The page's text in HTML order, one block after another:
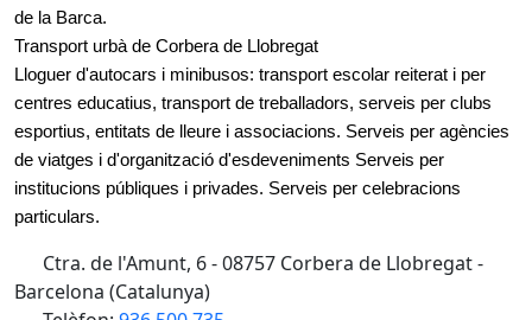
de la Barca.
Transport urbà de Corbera de Llobregat
Lloguer d'autocars i minibusos: transport escolar reiterat i per
centres educatius, transport de treballadors, serveis per clubs
esportius, entitats de lleure i associacions. Serveis per agències
de viatges i d'organització d'esdeveniments Serveis per
institucions públiques i privades. Serveis per celebracions
particulars.
Ctra. de l'Amunt, 6 - 08757 Corbera de Llobregat -
Barcelona (Catalunya)